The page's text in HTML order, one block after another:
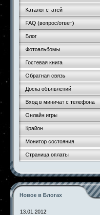
Каталог статей
FAQ (вопрос/ответ)
Блог
Фотоальбомы
Гостевая книга
Обратная связь
Доска объявлений
Вход в миничат с телефона
Онлайн игры
Крайон
Монитор состояния
Страница оплаты
Новое в Блогах
13.01.2012